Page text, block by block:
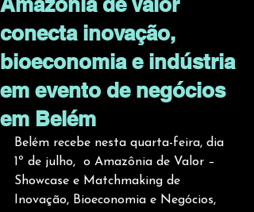
conecta inovação,
bioeconomia e indústria
em evento de negócios
em Belém
Belém recebe nesta quarta-feira, dia
1º de julho,  o Amazônia de Valor –
Showcase e Matchmaking de
Inovação, Bioeconomia e Negócios,